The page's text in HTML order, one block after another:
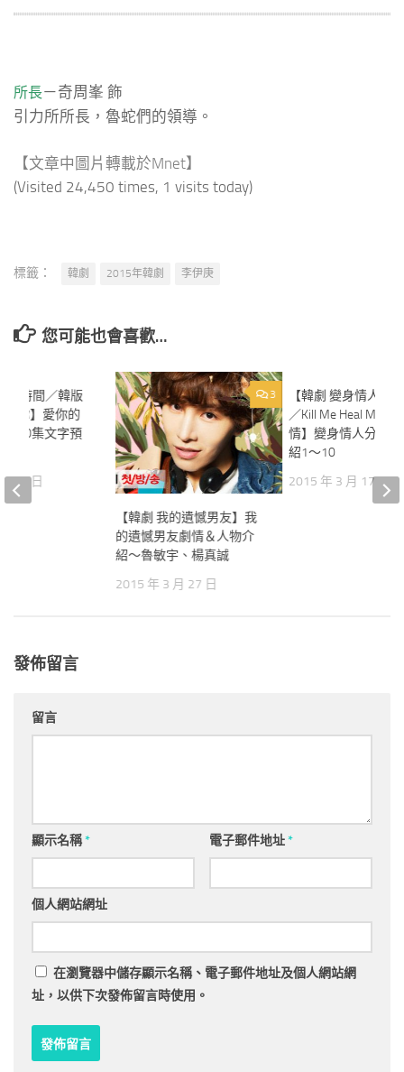
所長－奇周峯 飾
引力所所長，魯蛇們的領導。
【文章中圖片轉載於Mnet】
(Visited 24,450 times, 1 visits today)
標籤： 韓劇 2015年韓劇 李伊庚
您可能也會喜歡…
3
【韓劇 我的遺憾男友】我
的遺憾男友劇情＆人物介
紹～魯敏宇、楊真誠
2015 年 3 月 27 日
【韓劇 變身情人分
／Kill Me Heal Me分
情】變身情人分集
紹1～10
2015 年 3 月 17 日
的時間／韓版
愛你】愛你的
第10集文字預
26 日
發佈留言
留言
顯示名稱* 電子郵件地址*
個人網站網址
在瀏覽器中儲存顯示名稱、電子郵件地址及個人網站網
址，以供下次發佈留言時使用。